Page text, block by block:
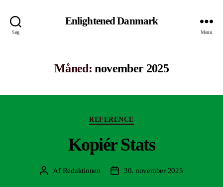
Søg
Enlightened Danmark
Menu
Måned: november 2025
Kategorier
REFERENCE
Kopiér Stats
Indlægsforfatter
Af Redaktionen Indlægsdato
30. november 2025